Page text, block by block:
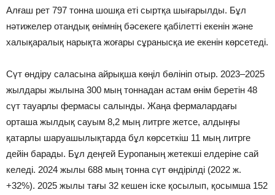
Алғаш рет 797 тонна шошқа еті сыртқа шығарылды. Бұл
нәтижелер отандық өнімнің бәсекеге қабілетті екенін және
халықаралық нарықта жоғары сұранысқа ие екенін көрсетеді.
Сүт өндіру саласына айрықша көңіл бөлініп отыр. 2023–2025
жылдары жылына 300 мың тоннадан астам өнім беретін 48
сүт тауарлы фермасы салынды. Жаңа фермалардағы
орташа жылдық сауым 8,2 мың литрге жетсе, алдыңғы
қатарлы шаруашылықтарда бұл көрсеткіш 11 мың литрге
дейін барады. Бұл деңгей Еуропаның жетекші елдеріне сай
келеді. 2024 жылы 688 мың тонна сүт өндірілді (2022 ж.
+32%). 2025 жылы тағы 32 кешен іске қосылып, қосымша 152